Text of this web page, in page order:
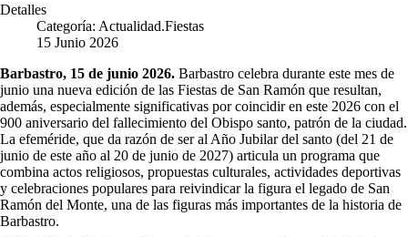
Detalles
Categoría: Actualidad.Fiestas
15 Junio 2026
Barbastro, 15 de junio 2026. Barbastro celebra durante este mes de
junio una nueva edición de las Fiestas de San Ramón que resultan,
además, especialmente significativas por coincidir en este 2026 con el
900 aniversario del fallecimiento del Obispo santo, patrón de la ciudad.
La efeméride, que da razón de ser al Año Jubilar del santo (del 21 de
junio de este año al 20 de junio de 2027) articula un programa que
combina actos religiosos, propuestas culturales, actividades deportivas
y celebraciones populares para reivindicar la figura el legado de San
Ramón del Monte, una de las figuras más importantes de la historia de
Barbastro.